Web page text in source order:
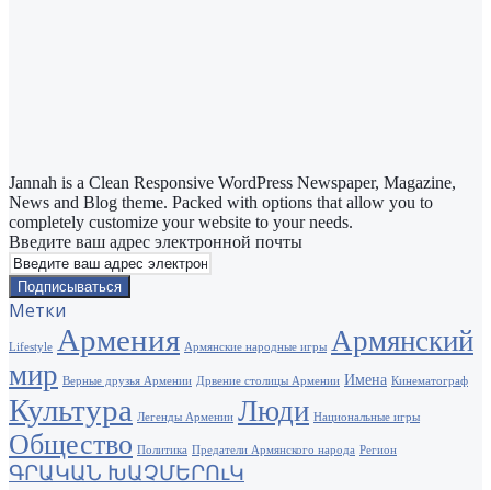
Jannah is a Clean Responsive WordPress Newspaper, Magazine,
News and Blog theme. Packed with options that allow you to
completely customize your website to your needs.
Введите ваш адрес электронной почты
Метки
Lifestyle Армения Армянские народные игры Армянский
мир Верные друзья Армении Дрвение столицы Армении Имена Кинематограф
Культура Легенды Армении Люди Национальные игры
Общество Политика Предатели Армянского народа Регион
ԳՐԱԿԱՆ ԽԱՉՄԵՐՈւԿ